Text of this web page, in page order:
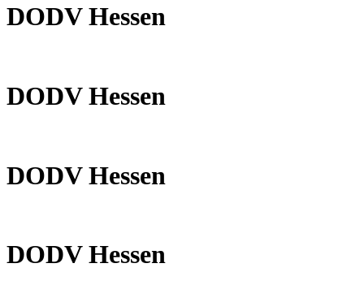
DODV Hessen
DODV Hessen
DODV Hessen
DODV Hessen